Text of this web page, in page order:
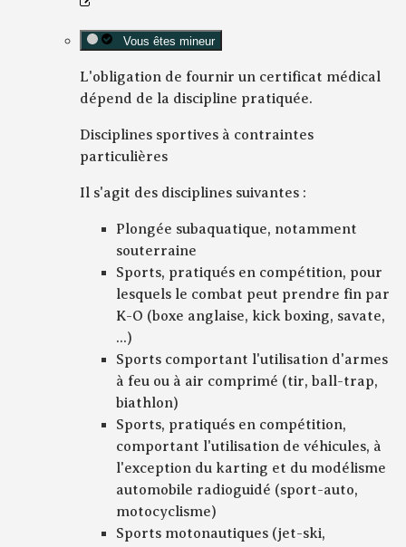
Vous êtes mineur
L'obligation de fournir un certificat médical
dépend de la discipline pratiquée.
Disciplines sportives à contraintes
particulières
Il s'agit des disciplines suivantes :
Plongée subaquatique, notamment
souterraine
Sports, pratiqués en compétition, pour
lesquels le combat peut prendre fin par
K-O (boxe anglaise, kick boxing, savate,
...)
Sports comportant l'utilisation d'armes
à feu ou à air comprimé (tir, ball-trap,
biathlon)
Sports, pratiqués en compétition,
comportant l'utilisation de véhicules, à
l'exception du karting et du modélisme
automobile radioguidé (sport-auto,
motocyclisme)
Sports motonautiques (jet-ski,